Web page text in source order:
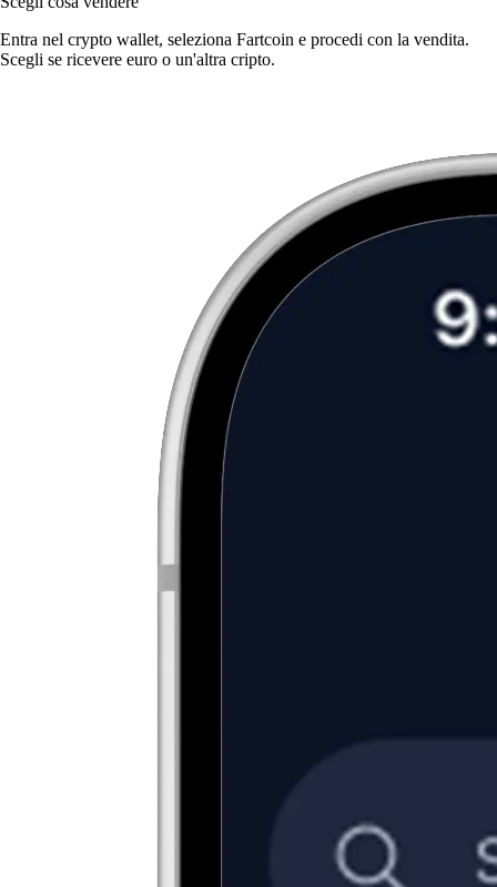
Entra nel crypto wallet, seleziona Fartcoin e procedi con la vendita.
Scegli se ricevere euro o un'altra cripto.